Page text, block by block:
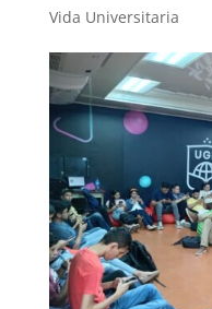
Vida Universitaria